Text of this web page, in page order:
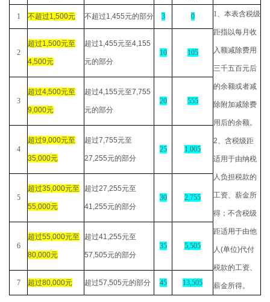
1 不超过1,500元 不超过1,455元的部分 3 0 1 、本表含税级
距指以每月收
入额减除费用
三千五百元后
的余额或者减
除附加减除费
用后的余额。
2 、含税级距
适用于由纳税
人负担税款的
工资、薪金所
得；不含税级
距适用于由他
人 (单位)代付
税款的工资、
薪金所得。
2
超过1,500元至
4,500元
超过1,455元至4,155
元的部分
10 105
3
超过4,500元至
9,000元
超过4,155元至7,755
元的部分
20 555
4
超过9,000元至
35,000元
超过7,755元至
27,255元的部分
25 1,005
5
超过35,000元至
55,000元
超过27,255元至
41,255元的部分
30 2,755
6
超过55,000元至
80,000元
超过41,255元至
57,505元的部分
35 5,505
7 超过80,000元 超过57,505元的部分 45 13,505